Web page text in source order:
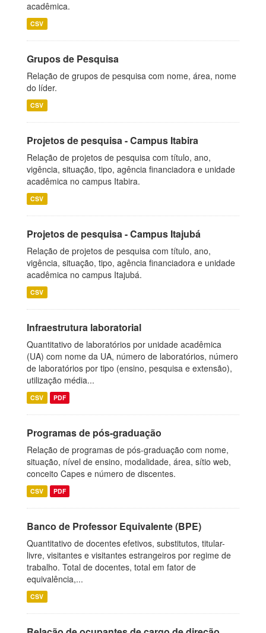
acadêmica.
CSV
Grupos de Pesquisa
Relação de grupos de pesquisa com nome, área, nome
do líder.
CSV
Projetos de pesquisa - Campus Itabira
Relação de projetos de pesquisa com título, ano,
vigência, situação, tipo, agência financiadora e unidade
acadêmica no campus Itabira.
CSV
Projetos de pesquisa - Campus Itajubá
Relação de projetos de pesquisa com título, ano,
vigência, situação, tipo, agência financiadora e unidade
acadêmica no campus Itajubá.
CSV
Infraestrutura laboratorial
Quantitativo de laboratórios por unidade acadêmica
(UA) com nome da UA, número de laboratórios, número
de laboratórios por tipo (ensino, pesquisa e extensão),
utilização média...
CSV PDF
Programas de pós-graduação
Relação de programas de pós-graduação com nome,
situação, nível de ensino, modalidade, área, sítio web,
conceito Capes e número de discentes.
CSV PDF
Banco de Professor Equivalente (BPE)
Quantitativo de docentes efetivos, substitutos, titular-
livre, visitantes e visitantes estrangeiros por regime de
trabalho. Total de docentes, total em fator de
equivalência,...
CSV